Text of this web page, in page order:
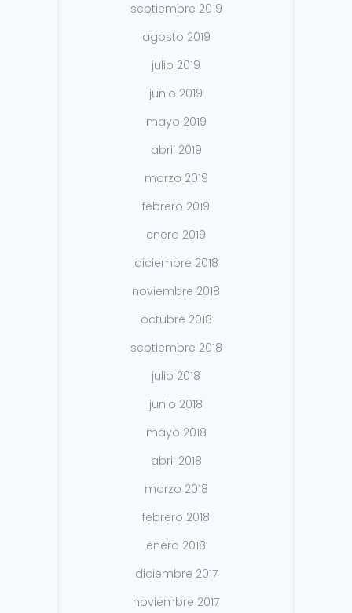
septiembre 2019
agosto 2019
julio 2019
junio 2019
mayo 2019
abril 2019
marzo 2019
febrero 2019
enero 2019
diciembre 2018
noviembre 2018
octubre 2018
septiembre 2018
julio 2018
junio 2018
mayo 2018
abril 2018
marzo 2018
febrero 2018
enero 2018
diciembre 2017
noviembre 2017